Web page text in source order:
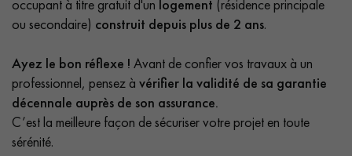
occupant à titre gratuit d'un logement (résidence principale
ou secondaire) construit depuis plus de 2 ans.
Ayez le bon réflexe ! Avant de confier vos travaux à un
professionnel, pensez à vérifier la validité de sa garantie
décennale auprès de son assurance.
C’est la meilleure façon de sécuriser votre projet en toute
sérénité.